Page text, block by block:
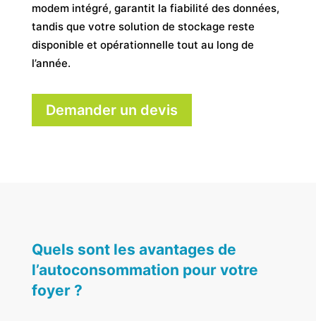
modem intégré, garantit la fiabilité des données,
tandis que votre solution de stockage reste
disponible et opérationnelle tout au long de
l’année.
Demander un devis
Quels sont les avantages de
l’autoconsommation pour votre
foyer ?